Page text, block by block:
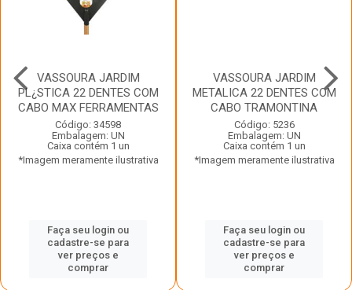
VASSOURA JARDIM
PL¿STICA 22 DENTES COM
CABO MAX FERRAMENTAS
Código: 34598
Embalagem: UN
Caixa contém 1 un
*Imagem meramente ilustrativa
Faça seu login ou
cadastre-se para
ver preços e
comprar
VASSOURA JARDIM
METALICA 22 DENTES COM
CABO TRAMONTINA
Código: 5236
Embalagem: UN
Caixa contém 1 un
*Imagem meramente ilustrativa
Faça seu login ou
cadastre-se para
ver preços e
comprar